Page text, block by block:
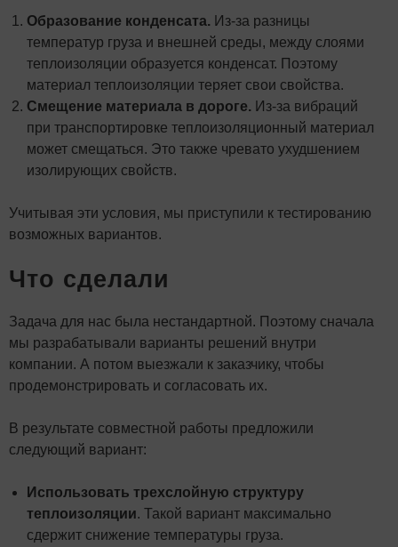
Образование конденсата. Из-за разницы
температур груза и внешней среды, между слоями
теплоизоляции образуется конденсат. Поэтому
материал теплоизоляции теряет свои свойства.
Смещение материала в дороге. Из-за вибраций
при транспортировке теплоизоляционный материал
может смещаться. Это также чревато ухудшением
изолирующих свойств.
Учитывая эти условия, мы приступили к тестированию
возможных вариантов.
Что сделали
Задача для нас была нестандартной. Поэтому сначала
мы разрабатывали варианты решений внутри
компании. А потом выезжали к заказчику, чтобы
продемонстрировать и согласовать их.
В результате совместной работы предложили
следующий вариант:
Использовать трехслойную структуру
теплоизоляции. Такой вариант максимально
сдержит снижение температуры груза.